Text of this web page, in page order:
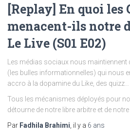
[Replay] En quoi les
menacent-ils notre
Le Live (S01 E02)
Les médias sociaux nous
(les bulles informationnelles) qui nous
accro à la dopamine du Like, des quizz…
Tous les mécanismes déployés pour
détourne de notre libre arbitre et de
Par Fadhila Brahimi , il y a 6 ans